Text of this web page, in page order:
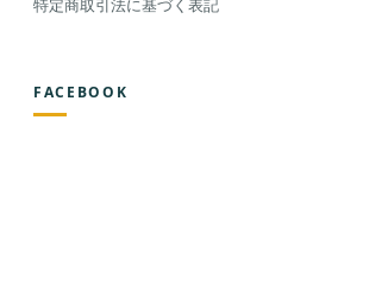
特定商取引法に基づく表記
FACEBOOK